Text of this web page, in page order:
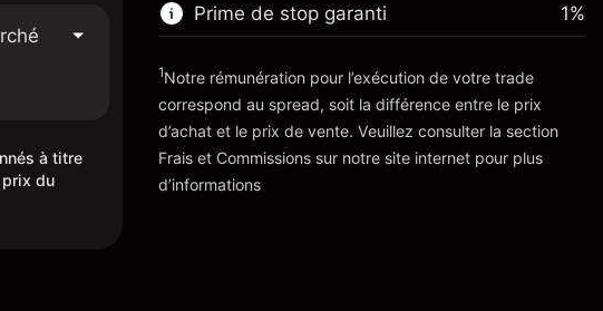
à titre
du
Valeur nominale avec effet de levier
~CHF 19,000.00
Vers la plateforme
Taille de la position avec effet de levier
Valeur nominale avec effet de levier
~CHF 19,000.00
Vers la plateforme
Prime de stop garanti
'Tarifs et Frais
1%
1Notre rémunération pour l’exécution de votre trade
correspond au spread, soit la différence entre le prix
d’achat et le prix de vente. Veuillez consulter la section
Frais et Commissions sur notre site internet pour plus
d’informations